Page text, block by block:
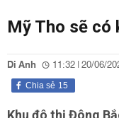
Mỹ Tho sẽ có
Di Anh 11:32 | 20/06/
15
Chia sẻ
Khu đô thị Đông